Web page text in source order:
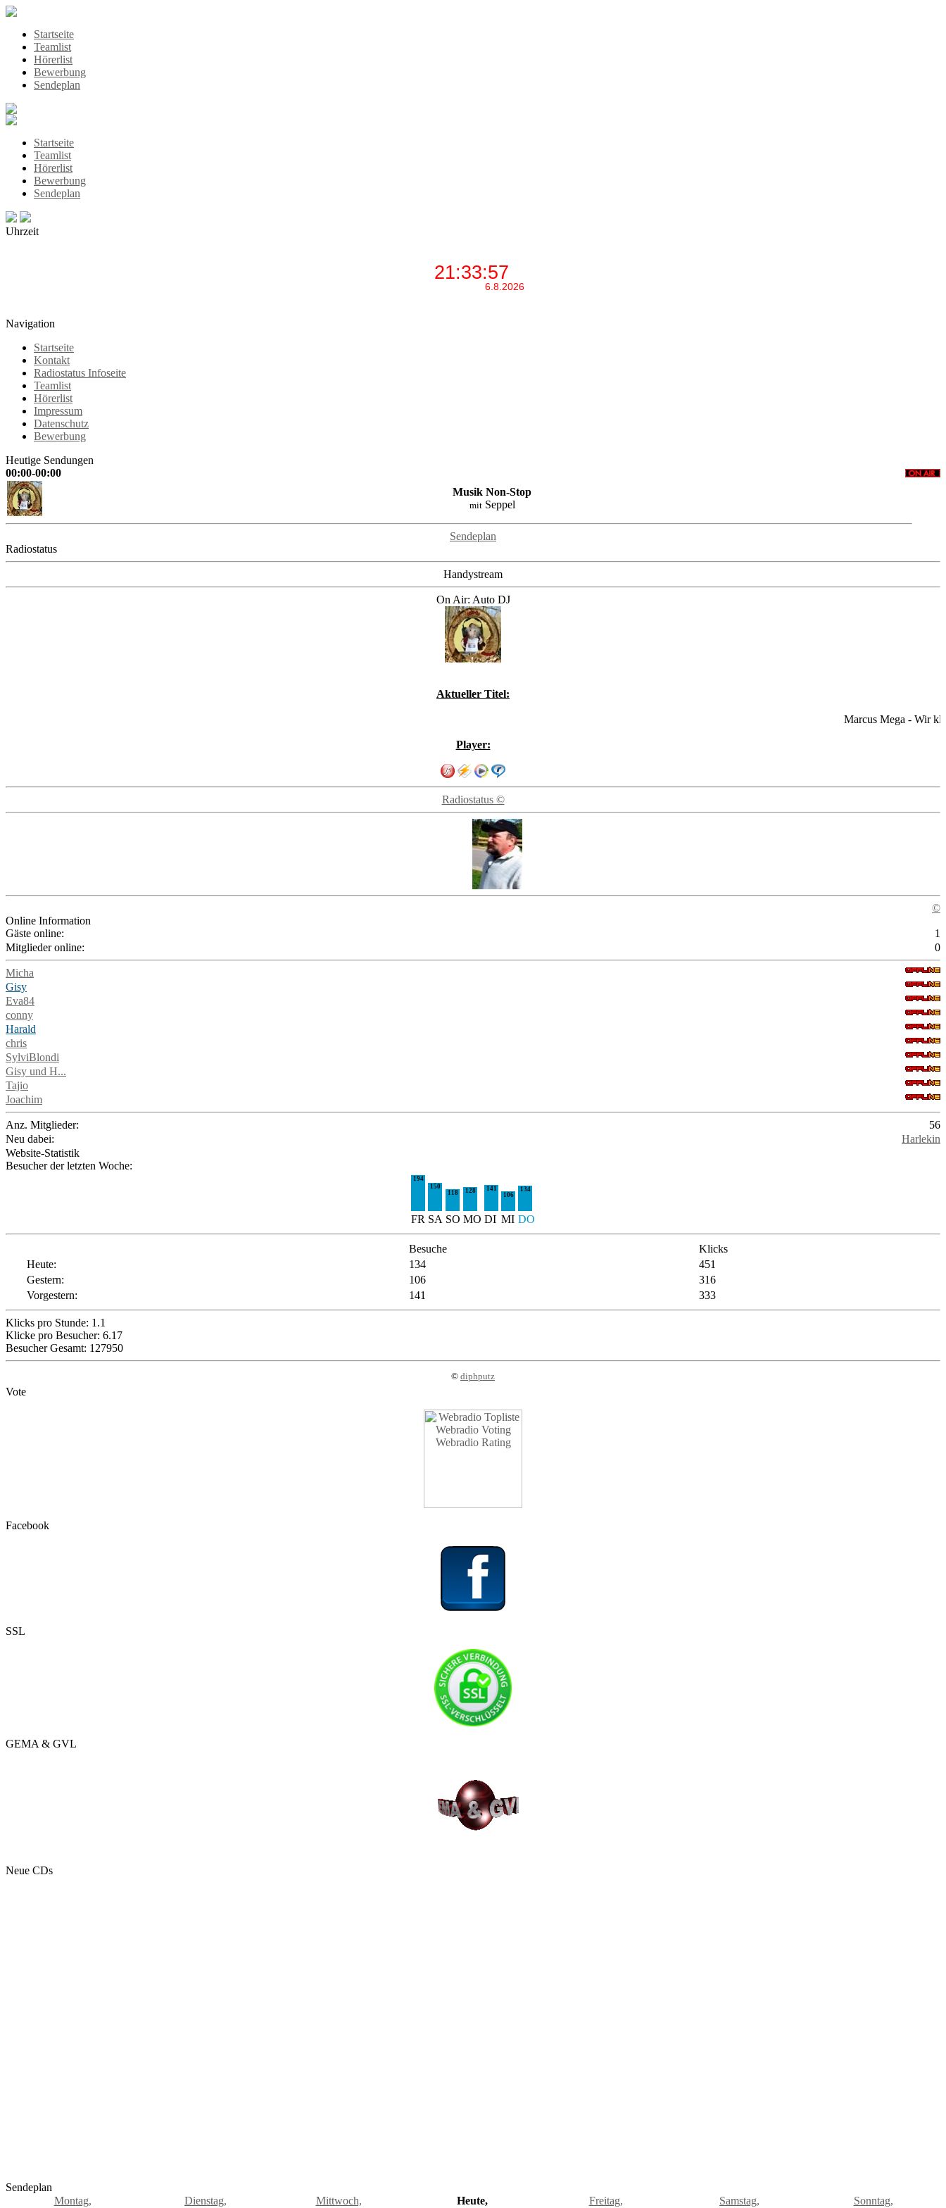
Startseite
Teamlist
Hörerlist
Bewerbung
Sendeplan
Startseite
Teamlist
Hörerlist
Bewerbung
Sendeplan
Uhrzeit
Navigation
Startseite
Kontakt
Radiostatus Infoseite
Teamlist
Hörerlist
Impressum
Datenschutz
Bewerbung
Heutige Sendungen
00:00-00:00
Musik Non-Stop
mitSeppel
Sendeplan
Radiostatus
Handystream
On Air: Auto DJ
Aktueller Titel:
Marcus Mega - Wir
Player:
Radiostatus ©
©
Online Information
Gäste online:
1
Mitglieder online:
0
Micha
Gisy
Eva84
conny
Harald
chris
SylviBlondi
Gisy und H...
Tajio
Joachim
Anz. Mitglieder:
56
Neu dabei:
Harlekin
Website-Statistik
Besucher der letzten Woche:
194
150
118
128
141
106
134
FR SA SO MO DI MI DO
Besuche
Klicks
Heute:
134
451
Gestern:
106
316
Vorgestern:
141 333
Klicks pro Stunde: 1.1
Klicke pro Besucher: 6.17
Besucher Gesamt: 127950
© diphputz
Vote
Facebook
SSL
GEMA & GVL
Neue CDs
Sendeplan
Montag,
Dienstag,
Mittwoch,
Heute,
Freitag,
Samstag,
Sonntag,